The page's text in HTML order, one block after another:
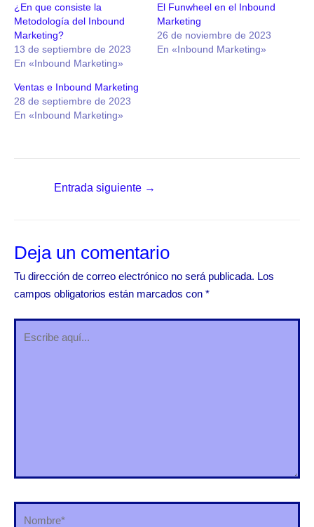
¿En que consiste la
Metodología del Inbound
Marketing?
13 de septiembre de 2023
En «Inbound Marketing»
El Funwheel en el Inbound
Marketing
26 de noviembre de 2023
En «Inbound Marketing»
Ventas e Inbound Marketing
28 de septiembre de 2023
En «Inbound Marketing»
Entrada siguiente →
Deja un comentario
Tu dirección de correo electrónico no será publicada. Los
campos obligatorios están marcados con *
aquí...